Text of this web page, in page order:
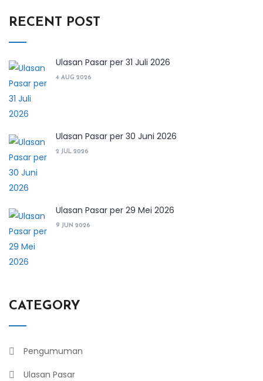
RECENT POST
Ulasan Pasar per 31 Juli 2026
4 AUG 2026
Ulasan Pasar per 30 Juni 2026
2 JUL 2026
Ulasan Pasar per 29 Mei 2026
9 JUN 2026
CATEGORY
Pengumuman
Ulasan Pasar